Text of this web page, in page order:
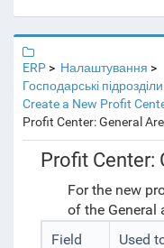
ERP
Налаштування
Господарські підрозділи
Create a New Profit
Profit Center: General
Profit Center:
For the new
of the General
Field
Used